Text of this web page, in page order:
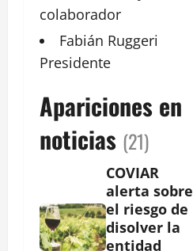
colaborador
Fabián Ruggeri
Presidente
Apariciones en
noticias (21)
COVIAR
alerta sobre
el riesgo de
disolver la
entidad